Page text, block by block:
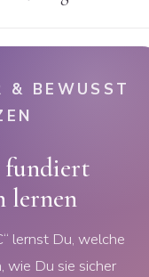
& BEWUSST
fundiert
lernen
lernst Du, welche
wie Du sie sicher